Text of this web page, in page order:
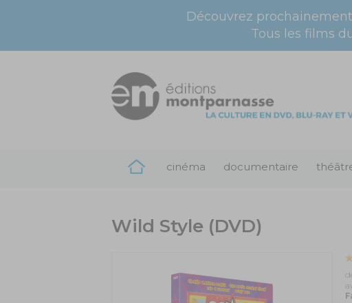
Découvrez
Tous les films
cinéma documentaire
Wild Style (DVD)